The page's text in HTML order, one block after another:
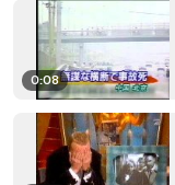
0:08